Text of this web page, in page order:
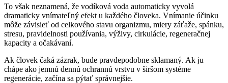
To však neznamená, že vodíková voda automaticky vyvolá
dramaticky vnímateľný efekt u každého človeka. Vnímanie účinku
môže závisieť od celkového stavu organizmu, miery záťaže, spánku,
stresu, pravidelnosti používania, výživy, cirkulácie, regeneračnej
kapacity a očakávaní.
Ak človek čaká zázrak, bude pravdepodobne sklamaný. Ak ju
chápe ako jemnú dennú ochrannú vrstvu v širšom systéme
regenerácie, začína sa pýtať správnejšie.